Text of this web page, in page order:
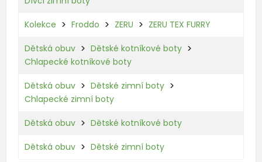
Kolekce Froddo ZERU ZERU TEX FURRY
Dětská obuv
Dětské kotníkové boty
Chlapecké kotníkové boty
Dětská obuv
Dětské zimní boty
Chlapecké zimní boty
Dětská obuv Dětské kotníkové boty
Dětská obuv Dětské zimní boty